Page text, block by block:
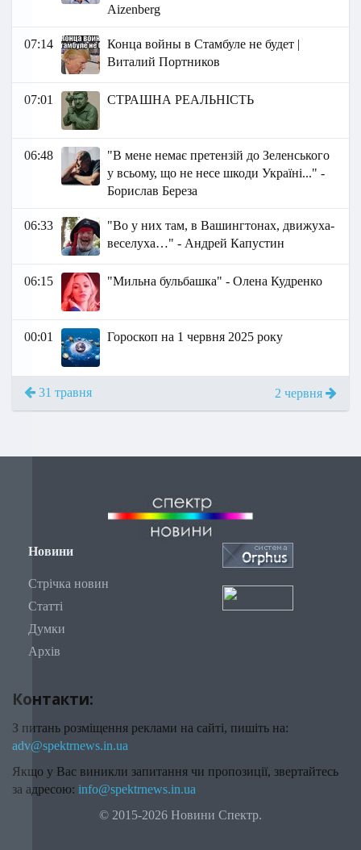
Aizenberg
07:14
Конца войны в Стамбуле не будет |
Виталий Портников
07:01 СТРАШНА РЕАЛЬНІСТЬ
06:48
"В мене немає претензій до Зеленського
у всьому, що не несе шкоди Україні..." -
Борислав Береза
06:33
"Во у них там, в Вашингтонах, движуха-
веселуха…" - Андрей Капустин
06:15 "Мильна бульбашка" - Олена Кудренко
00:01 Гороскоп на 1 червня 2025 року
31 травня 2 червня
Новини
Стрічка новин
Статті
Думки
Архів
Контакти:
З питань розміщення реклами на сайті, пишіть на:
adv@spektrnews.in.ua
Якщо у Вас виникли запитання чи пропозиції, звертайтесь
за адресою: info@spektrnews.in.ua
© 2015-2026 Новини Спектр.